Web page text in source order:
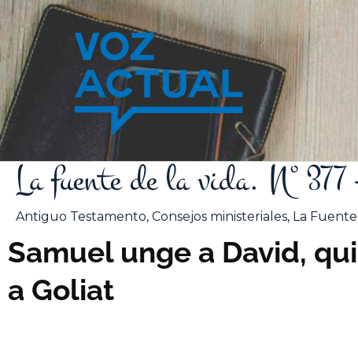
contenido
La fuente de la vida. Nº
Antiguo Testamento, Consejos ministeriales, La
Samuel unge a David,
a Goliat